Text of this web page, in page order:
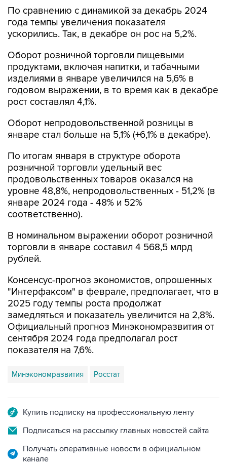
По сравнению с динамикой за декабрь 2024
года темпы увеличения показателя
ускорились. Так, в декабре он рос на 5,2%.
Оборот розничной торговли пищевыми
продуктами, включая напитки, и табачными
изделиями в январе увеличился на 5,6% в
годовом выражении, в то время как в декабре
рост составлял 4,1%.
Оборот непродовольственной розницы в
январе стал больше на 5,1% (+6,1% в декабре).
По итогам января в структуре оборота
розничной торговли удельный вес
продовольственных товаров оказался на
уровне 48,8%, непродовольственных - 51,2% (в
январе 2024 года - 48% и 52%
соответственно).
В номинальном выражении оборот розничной
торговли в январе составил 4 568,5 млрд
рублей.
Консенсус-прогноз экономистов, опрошенных
"Интерфаксом" в феврале, предполагает, что в
2025 году темпы роста продолжат
замедляться и показатель увеличится на 2,8%.
Официальный прогноз Минэкономразвития от
сентября 2024 года предполагал рост
показателя на 7,6%.
Минэкономразвития Росстат
Купить подписку на профессиональную ленту
Подписаться на рассылку главных новостей сайта
Получать оперативные новости в официальном
канале